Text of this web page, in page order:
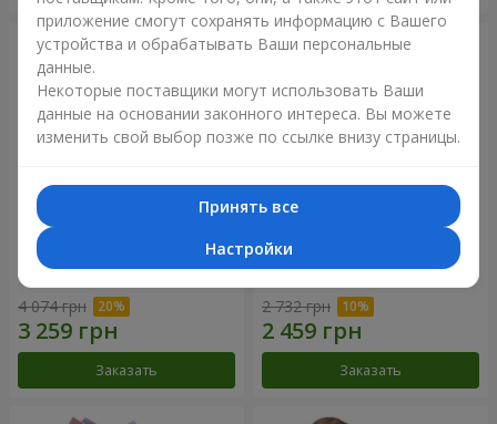
Букет "Очей очарованье"
4 074 грн
Заказать
Букет "Не упускай мечту!"
2 732 грн
Заказать
приложение смогут сохранять информацию с Вашего
устройства и обрабатывать Ваши персональные
данные.
Некоторые поставщики могут использовать Ваши
данные на основании законного интереса. Вы можете
изменить свой выбор позже по ссылке внизу страницы.
Принять все
Настройки